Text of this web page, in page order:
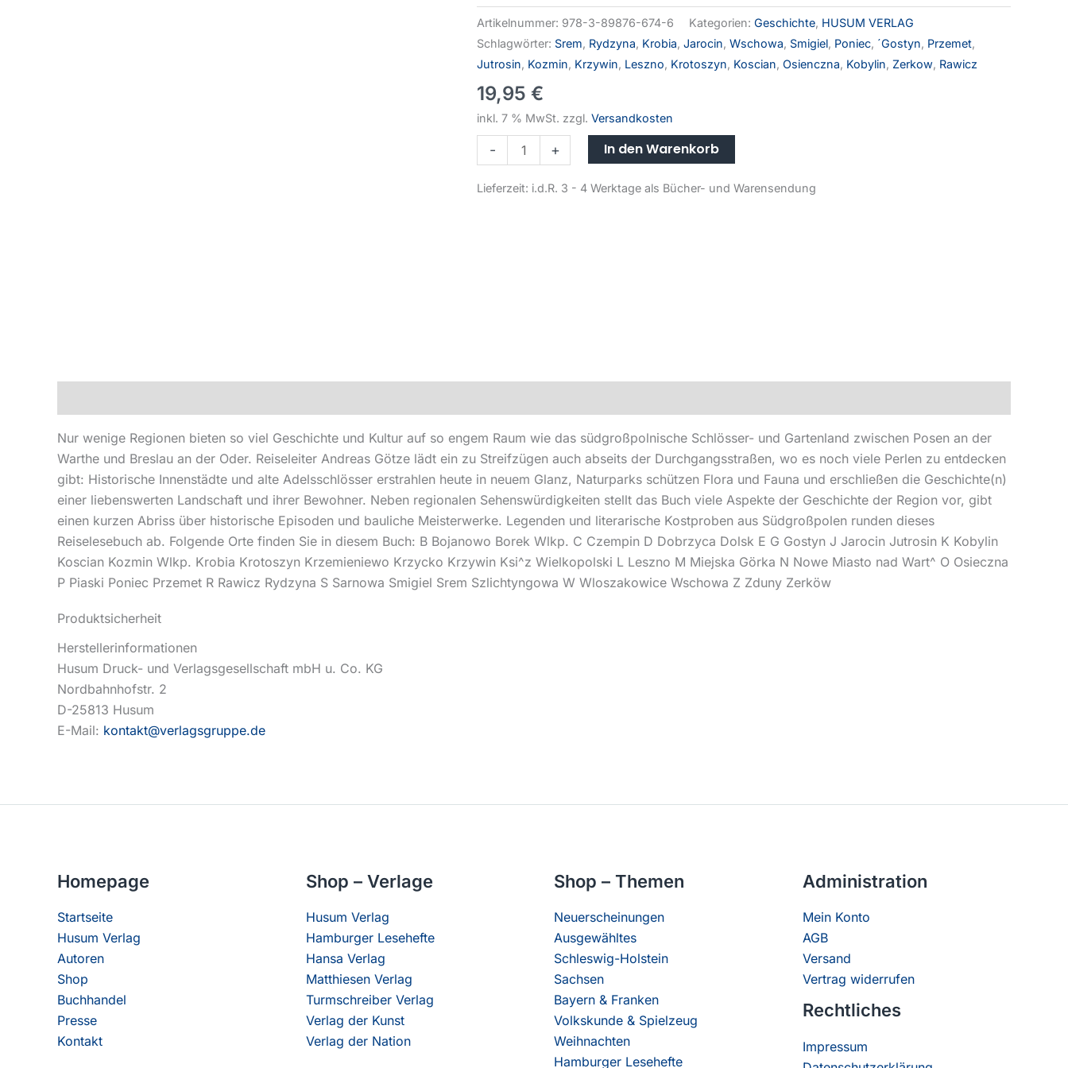
Artikelnummer: 978-3-89876-674-6 Kategorien: Geschichte, HUSUM VERLAG
Schlagwörter: Srem, Rydzyna, Krobia, Jarocin, Wschowa, Smigiel, Poniec, ´Gostyn, Przemet,
Jutrosin, Kozmin, Krzywin, Leszno, Krotoszyn, Koscian, Osienczna, Kobylin, Zerkow, Rawicz
19,95 €
inkl. 7 % MwSt. zzgl. Versandkosten
- + In den Warenkorb
Lieferzeit: i.d.R. 3 - 4 Werktage als Bücher- und Warensendung
Nur wenige Regionen bieten so viel Geschichte und Kultur auf so engem Raum wie das südgroßpolnische Schlösser- und Gartenland zwischen Posen an der
Warthe und Breslau an der Oder. Reiseleiter Andreas Götze lädt ein zu Streifzügen auch abseits der Durchgangsstraßen, wo es noch viele Perlen zu entdecken
gibt: Historische Innenstädte und alte Adelsschlösser erstrahlen heute in neuem Glanz, Naturparks schützen Flora und Fauna und erschließen die Geschichte(n)
einer liebenswerten Landschaft und ihrer Bewohner. Neben regionalen Sehenswürdigkeiten stellt das Buch viele Aspekte der Geschichte der Region vor, gibt
einen kurzen Abriss über historische Episoden und bauliche Meisterwerke. Legenden und literarische Kostproben aus Südgroßpolen runden dieses
Reiselesebuch ab. Folgende Orte finden Sie in diesem Buch: B Bojanowo Borek Wlkp. C Czempin D Dobrzyca Dolsk E G Gostyn J Jarocin Jutrosin K Kobylin
Koscian Kozmin Wlkp. Krobia Krotoszyn Krzemieniewo Krzycko Krzywin Ksi^z Wielkopolski L Leszno M Miejska Görka N Nowe Miasto nad Wart^ O Osieczna
P Piaski Poniec Przemet R Rawicz Rydzyna S Sarnowa Smigiel Srem Szlichtyngowa W Wloszakowice Wschowa Z Zduny Zerköw
Produktsicherheit
Herstellerinformationen
Husum Druck- und Verlagsgesellschaft mbH u. Co. KG
Nordbahnhofstr. 2
D-25813 Husum
E-Mail: kontakt@verlagsgruppe.de
Homepage
Startseite
Husum Verlag
Autoren
Shop
Buchhandel
Presse
Kontakt
Shop – Verlage
Husum Verlag
Hamburger Lesehefte
Hansa Verlag
Matthiesen Verlag
Turmschreiber Verlag
Verlag der Kunst
Verlag der Nation
Shop – Themen
Neuerscheinungen
Ausgewähltes
Schleswig-Holstein
Sachsen
Bayern & Franken
Volkskunde & Spielzeug
Weihnachten
Hamburger Lesehefte
Administration
Mein Konto
AGB
Versand
Vertrag widerrufen
Rechtliches
Impressum